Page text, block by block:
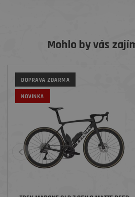
Mohlo by vás
DOPRAVA ZDARMA
NOVINKA